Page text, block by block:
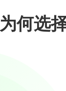
为何选